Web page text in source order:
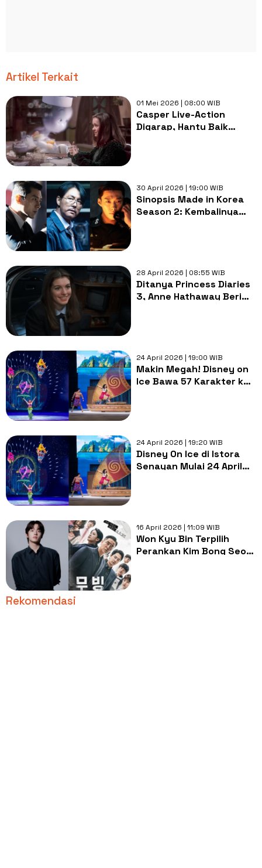
Artikel Terkait
01 Mei 2026 | 08:00 WIB
Casper Live-Action
Digarap, Hantu Baik
30 April 2026 | 19:00 WIB
Sinopsis Made in Korea
Season 2: Kembalinya
28 April 2026 | 08:55 WIB
Ditanya Princess Diaries
3, Anne Hathaway Beri
24 April 2026 | 19:00 WIB
Makin Megah! Disney on
Ice Bawa 57 Karakter ke
24 April 2026 | 19:20 WIB
Disney On Ice di Istora
Senayan Mulai 24 April
16 April 2026 | 11:09 WIB
Won Kyu Bin Terpilih
Perankan Kim Bong Seok
Rekomendasi